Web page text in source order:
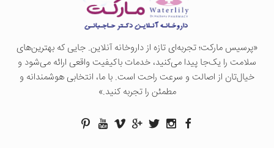
«پرسيس ماركت؛ تجربه‌ای تازه از داروخانه آنلاین. جایی که بهترین‌های
سلامت را یک‌جا پیدا می‌کنید، خدمات باکیفیت واقعی ارائه می‌شود و
خیال‌تان از اصالت و سرعت راحت است. با ما، انتخابی هوشمندانه و
مطمئن را تجربه کنید.»